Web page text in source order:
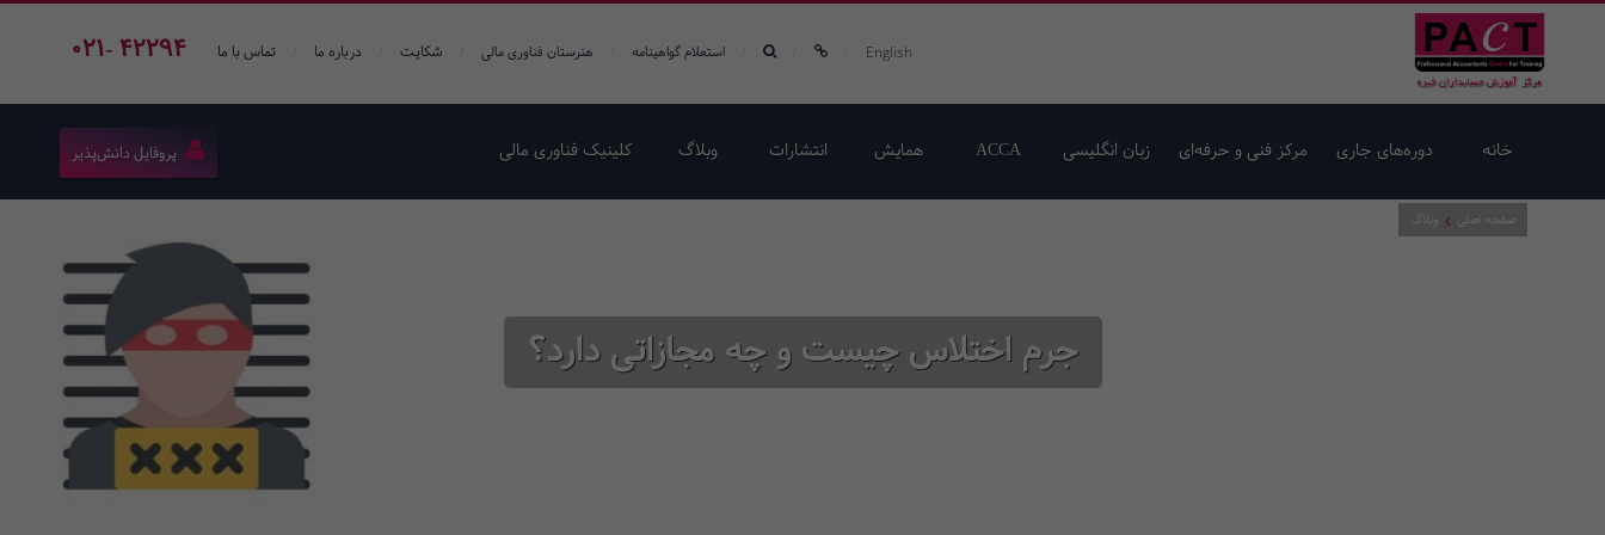
021- 42294 English استعلام گواهینامه هنرستان فناوری مالی شکایت درباره ما تماس با ما
خانه دوره‌های جاری مرکز فنی و حرفه‌ای زبان انگلیسی ACCA همایش‌ انتشارات وبلاگ کلینیک فناوری مالی پروفایل دانش‌پذیر
جرم اختلاس چیست و چه مجازاتی دارد؟
صفحه اصلی وبلاگ